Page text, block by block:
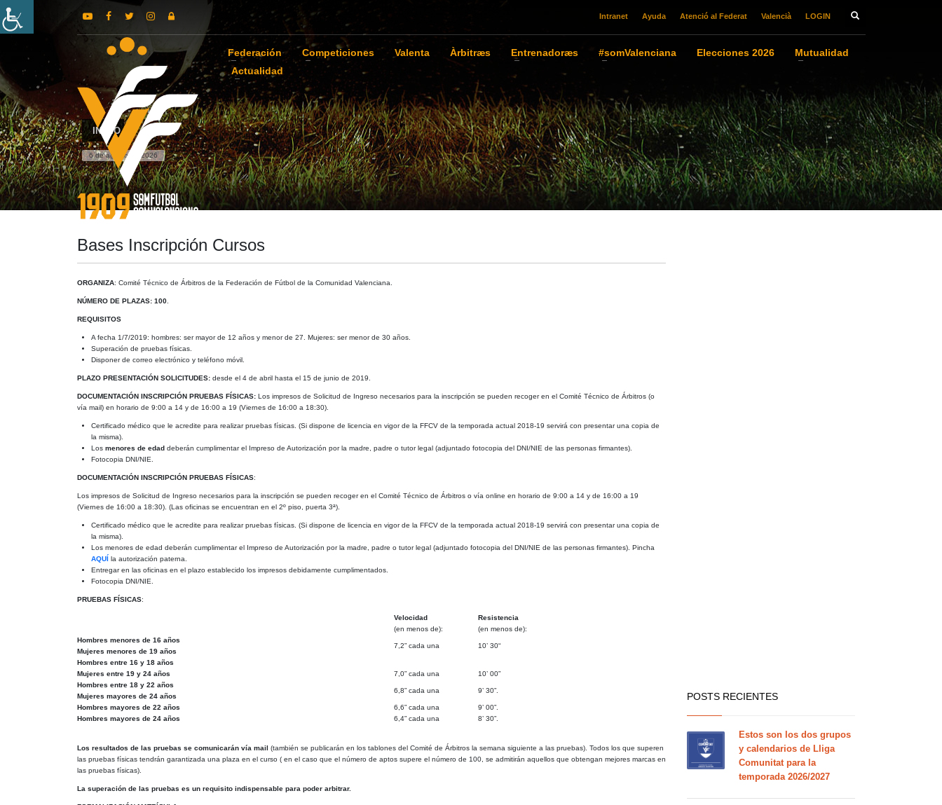
Intranet Ayuda Atenció al Federat Valencià LOGIN
Federación Competiciones Valenta Àrbitræs Entrenadoræs #somValenciana Elecciones 2026
Mutualidad
Actualidad
INICIO
6 de agosto de 2026
Bases Inscripción Cursos
ORGANIZA: Comité Técnico de Árbitros de la Federación de Fútbol de la Comunidad Valenciana.
NÚMERO DE PLAZAS: 100.
REQUISITOS
A fecha 1/7/2019: hombres: ser mayor de 12 años y menor de 27. Mujeres: ser menor de 30 años.
Superación de pruebas físicas.
Disponer de correo electrónico y teléfono móvil.
PLAZO PRESENTACIÓN SOLICITUDES: desde el 4 de abril hasta el 15 de junio de 2019.
DOCUMENTACIÓN INSCRIPCIÓN PRUEBAS FÍSICAS: Los impresos de Solicitud de Ingreso necesarios para la inscripción se pueden recoger en el Comité Técnico de Árbitros (o
vía mail) en horario de 9:00 a 14 y de 16:00 a 19 (Viernes de 16:00 a 18:30).
Certificado médico que le acredite para realizar pruebas físicas. (Si dispone de licencia en vigor de la FFCV de la temporada actual 2018-19 servirá con presentar una copia de
la misma).
Los menores de edad deberán cumplimentar el Impreso de Autorización por la madre, padre o tutor legal (adjuntado fotocopia del DNI/NIE de las personas firmantes).
Fotocopia DNI/NIE.
DOCUMENTACIÓN INSCRIPCIÓN PRUEBAS FÍSICAS:
Los impresos de Solicitud de Ingreso necesarios para la inscripción se pueden recoger en el Comité Técnico de Árbitros o vía online en horario de 9:00 a 14 y de 16:00 a 19
(Viernes de 16:00 a 18:30). (Las oficinas se encuentran en el 2º piso, puerta 3ª).
Certificado médico que le acredite para realizar pruebas físicas. (Si dispone de licencia en vigor de la FFCV de la temporada actual 2018-19 servirá con presentar una copia de
la misma).
Los menores de edad deberán cumplimentar el Impreso de Autorización por la madre, padre o tutor legal (adjuntado fotocopia del DNI/NIE de las personas firmantes). Pincha
AQUÍ la autorización paterna.
Entregar en las oficinas en el plazo establecido los impresos debidamente cumplimentados.
Fotocopia DNI/NIE.
PRUEBAS FÍSICAS:
Velocidad
Resistencia
(en menos de):
(en menos de):
Hombres menores de 16 años
7,2” cada una 10’ 30“
Mujeres menores de 19 años
Hombres entre 16 y 18 años
Mujeres entre 19 y 24 años
7,0” cada una
10’ 00”
Hombres entre 18 y 22 años
6,8” cada una 9’ 30”.
Mujeres mayores de 24 años
Hombres mayores de 22 años
6,6” cada una
9’ 00”.
Hombres mayores de 24 años
6,4” cada una 8’ 30”.
Los resultados de las pruebas se comunicarán vía mail (también se publicarán en los tablones del Comité de Árbitros la semana siguiente a las pruebas). Todos los que superen
las pruebas físicas tendrán garantizada una plaza en el curso ( en el caso que el número de aptos supere el número de 100, se admitirán aquellos que obtengan mejores marcas en
las pruebas físicas).
La superación de las pruebas es un requisito indispensable para poder arbitrar.
POSTS RECIENTES
Estos son los dos grupos
y calendarios de Lliga
Comunitat para la
temporada 2026/2027